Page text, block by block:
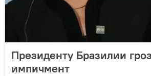
Президенту Бразилии
импичмент